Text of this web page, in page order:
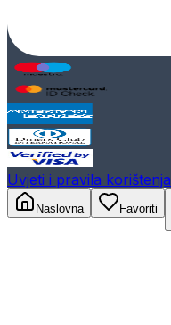
Uvjeti i pravila korištenja
Naslovna
Favoriti